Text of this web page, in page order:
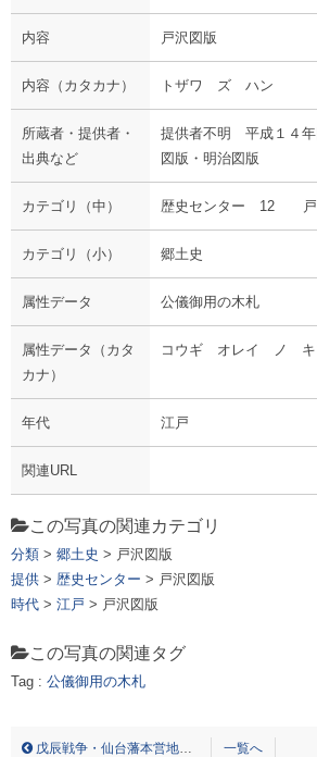
内容 戸沢図版
内容（カタカナ） トザワ ズ ハン
所蔵者・提供者・
出典など
提供者不明 平成１４
図版・明治図版
カテゴリ（中） 歴史センター 12 戸
カテゴリ（小） 郷土史
属性データ 公儀御用の木札
属性データ（カタ
カナ）
コウギ オレイ ノ キ
年代 江戸
関連URL
この写真の関連カテゴリ
分類 > 郷土史 > 戸沢図版
提供 > 歴史センター > 戸沢図版
時代 > 江戸 > 戸沢図版
この写真の関連タグ
Tag : 公儀御用の木札
戊辰戦争・仙台藩本営地跡碑 一覧へ